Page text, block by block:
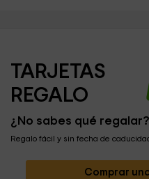
TARJETAS
REGALO
¿No sabes qué regalar?
Regalo fácil y sin fecha de
Comprar